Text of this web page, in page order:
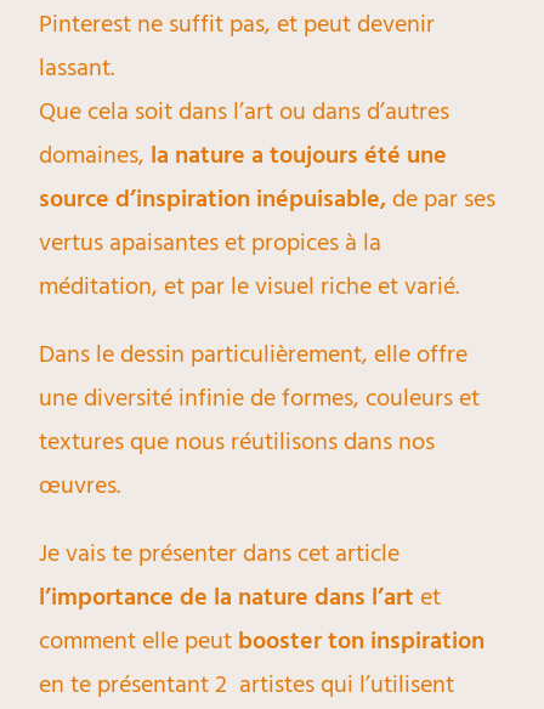
Pinterest ne suffit pas, et peut devenir
lassant.
Que cela soit dans l’art ou dans d’autres
domaines, la nature a toujours été une
source d’inspiration inépuisable,de par ses
vertus apaisantes et propices à la
méditation, et par le visuel riche et varié.
Dans le dessin particulièrement, elle offre
une diversité infinie de formes, couleurs et
textures que nous réutilisons dans nos
œuvres.
Je vais te présenter dans cet article
l’importance de la nature dans l’art et
comment elle peut booster ton inspiration
en te présentant 2 artistes qui l’utilisent